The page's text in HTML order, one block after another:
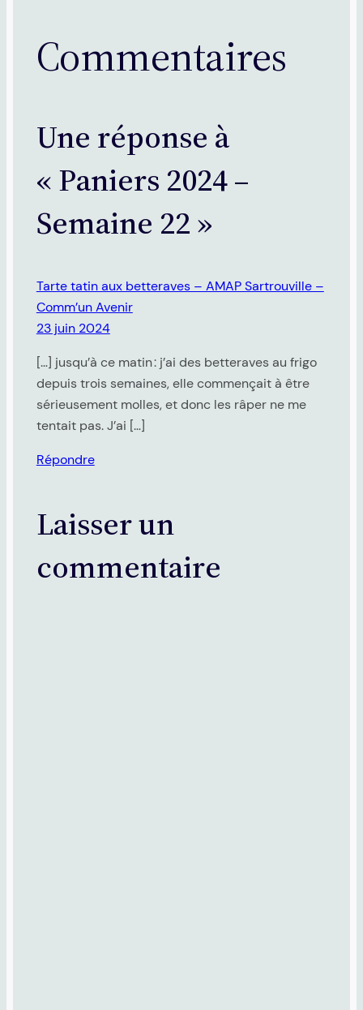
Commentaires
Une réponse à
« Paniers 2024 –
Semaine 22 »
Tarte tatin aux betteraves – AMAP Sartrouville –
Comm’un Avenir
23 juin 2024
[…] jusqu’à ce matin : j’ai des betteraves au frigo
depuis trois semaines, elle commençait à être
sérieusement molles, et donc les râper ne me
tentait pas. J’ai […]
Répondre
Laisser un
commentaire